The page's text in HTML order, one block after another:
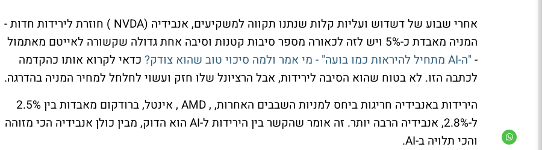
אחרי שבוע של דשדוש ועליות קלות שנתנו תקווה למשקיעים, אנבידיה (NVDA ) חוזרת לירידות חדות -
המניה מאבדת כ-5% ויש לזה לכאורה מספר סיבות קטנות וסיבה אחת גדולה שקשורה לאייטם מאתמול
- "ה-AI מתחיל להיראות כמו בועה" - מי אמר ולמה סיכוי טוב שהוא צודק?
כדאי לקרוא אותו כהקדמה
לכתבה הזו. לא בטוח שהוא הסיבה לירידות, אבל הרציונל שלו חזק ועשוי לחלחל למחיר המניה בהדרגה.
הירידות באנבידיה חריגות ביחס למניות השבבים האחרות, , AMD , אינטל, ברודקום מאבדות בין 2.5%
ל-2.8%, אנבידיה הרבה יותר. זה אומר שהקשר בין הירידות ל-AI הוא הדוק, מבין כולן אנבידיה הכי מזוהה
והכי תלויה ב-AI.